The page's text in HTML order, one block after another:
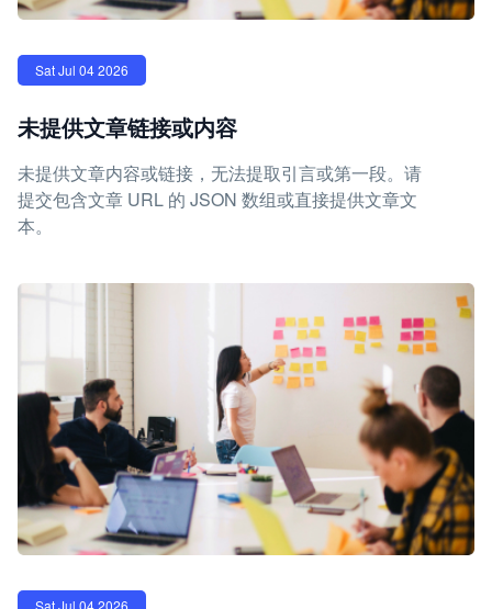
Sat Jul 04 2026
未提供文章链接或内容
未提供文章内容或链接，无法提取引言或第一段。请
提交包含文章 URL 的 JSON 数组或直接提供文章文
本。
Sat Jul 04 2026